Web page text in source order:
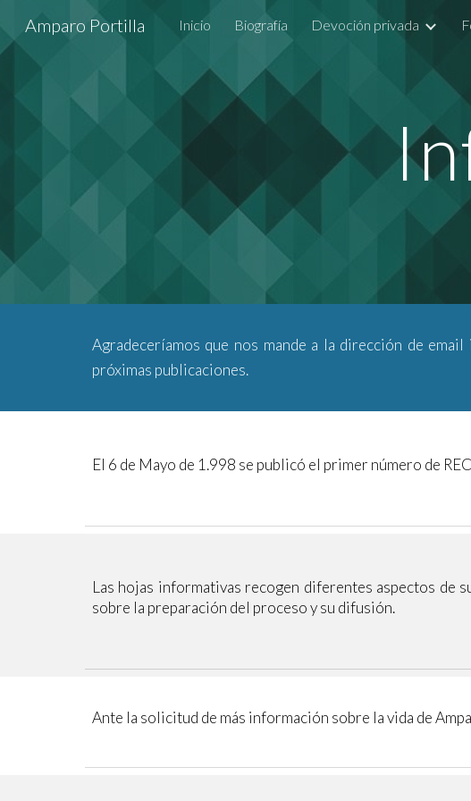
Skip to main
Amparo Portilla Inicio Biografía Devoción privada
Agradeceríamos que nos mande a la dirección de
próximas publicaciones.
El 6 de Mayo de 1.998 se publicó el primer número de
Las hojas informativas recogen diferentes aspectos de
sobre la preparación del proceso y su difusión.
Ante la solicitud de más información sobre la vida de